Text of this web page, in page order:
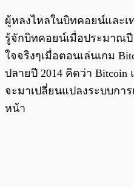
ผู้หลงไหลในบิทคอยน์และเ
รู้จักบิทคอยน์เมื่อประมาณปี
ใจจริงๆเมื่อตอนเล่นเกม
ปลายปี 2014 คิดว่า Bitcoin
จะมาเปลี่ยนแปลงระบบกา
หน้า